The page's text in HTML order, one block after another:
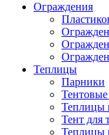
Ограждения
Теплицы
Парники
Теплицы
Тент для
Теплицы